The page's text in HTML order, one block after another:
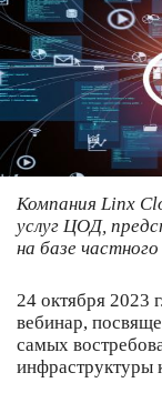
Компания Linx
услуг ЦОД,
на базе
24 октября 2023
вебинар,
самых
инфраструктуры